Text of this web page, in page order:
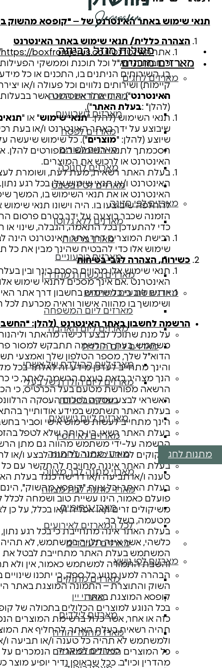
משלוח מוזל הביתה
מארזים מוכנים
מארזים לחגים
מארזים לראש השנה
מארזים לשבועות
מארזים לפסח
מארזים לפורים
מארזים לחנוכה
מארזים לט"ו בשבט
מארזים לפי תזונה
מארזים ללא גלוטן
מארזי בריאות
מארזים טבעוניים
מארזים בכשרות מהדרין
מארזים לרגעים מיוחדים
מארזים ליום המשפחה
מארזים ליום האהבה
מארזים ליום הולדת
מארז ליום ההולדת של אשתי
מארזים ליום הולדת של בעלי
מארזים ליולדת
מארזים ליום נישואים
מארזים לאירוסין
מארזי מתנה לחתונה
מארזי מתנה לבר מצווה
מארזי מתנה לבת מצווה
מארזי ניחומים
לכל המארזים לאירועים
מארזים לעובדים
מארזים לפי נושא
מארזים מתוקים
מארזי יין
מארזים לילדים
מארז מחנה יהודה
מארזים לפיקניק
תנאי שימוש באתר האינטרנט של – "קופסא מהשוק
הצהרה כללית/ תנאי שימוש באתר האינטרנט
אתר האינטרנטhttps://boxfromjerus.co.il/
כתובות הדוא"ל וכל תוכנת וממשקי
בו, השירותים הניתנים בו, התכנים או כל
קיימות) ושירותים נלווים וכל פעולה ו/או
האינטרנט
(להלן" :בעלת האתר").
תנאי השימוש (להלן: "תנאי שימוש" או "
שיבוצע על ידך באתר האינטרנט ו/או בעת
שיוצע (להלן: "מוצרים"). כל שימוש שיעשה
הסכמתך לתנאי השימוש המפורטים להלן.
האינטרנט או לרכוש את המוצרים.
בעלת האתר רשאית, מעת לעת, ושומרת
האינטרנט ו/או תנאי שימוש אלו בכל רגע
האינטרנט או את תנאי השימוש בו, המשך
להחלפה שיבוצעו בו. היה וישונו תנאי
הזמנה שכבר בוצעה על ידך בטרם פרסום
כדי להתעדכן בכל התאמה, הגבלה, שינוי או
שימוש אלו כדי להבטיח שהינך מבין את כל
כשירות, הצהרה לגבי בטיחות
תנאי שימוש אלו מהווים הסכם בינך ובין
האינטרנט .אם אינך מסכים לתנאי שימוש
ושימושך בו מהווה אישור וראיה מכרעת לכל
הרשמה לחשבון באתר האינטרנט (להלן:
על מנת שתוכל לבצע רכישה מהאתר
משתמש. בעת ההרשמה תתבקש למסור
הדוא"ל שלך, מספר הטלפון שלך ואמצעי
והינך מתחייב לעדכן מידע זה לאלתר בכל
הנך מצהיר בזאת בעצם הרשמה לאתר, כי
הרשאה מפורשת מטעם בעל הכרטיס, כי
האשראי לבצע עסקה בסכום העסקה הרלוונטי
בעלת האתר תשתמש במידע אודותייך
הינך מתחייב לעשות שימוש אישי וסביר
בעלת האתר רשאי, בין היתר, שלא לטפל
הרשמה על-ידי משתמש מהווה גם מתן
הזקוקים למידע כאמור על מנת לבצע ו/
בעלת האתר איננה מחויבת להתקשר עם
טענה ו/או תביעה ו/או דרישה כנגד בעלת
בעלת האתר וכל צוות "קופסא מהשוק",
פועלם כאמור, הינו עשיית טוב ושמחה
משיקולים זרים ו/או אפליה ו/או בכלל, על
מטעמה, בשל כך.
בעלת האתר אינה מתחייבת כי בכל רגע נתון,
כלשהי, אשר אינה תלויה במשתמש, לא
המשתמש בעלת האתר מתחייבת לבטל את
והשבת התמורה למשתמש כאמור, אין ולא
הבהרה למען מנוע כל ספק, כי יתכנו
השוק והתוצרת – התמונה המוצגת באתר
קופסא המוצגת באתר.
בכל הנוגע למוצרים הכלולים בתכולה
כזה או אחר, אשר כלול ברשימת המוצרים
תהיה רשאית בעלת האתר, להחליף את
ולמשתמש לא תהיה כל טענה ו/או תביעה ו/
כל המוצרים הכלולים במארזים הנמכרים
מהדרין וכיו"ב. ככל שבאופן נדיר יופיע
מתנות לחג